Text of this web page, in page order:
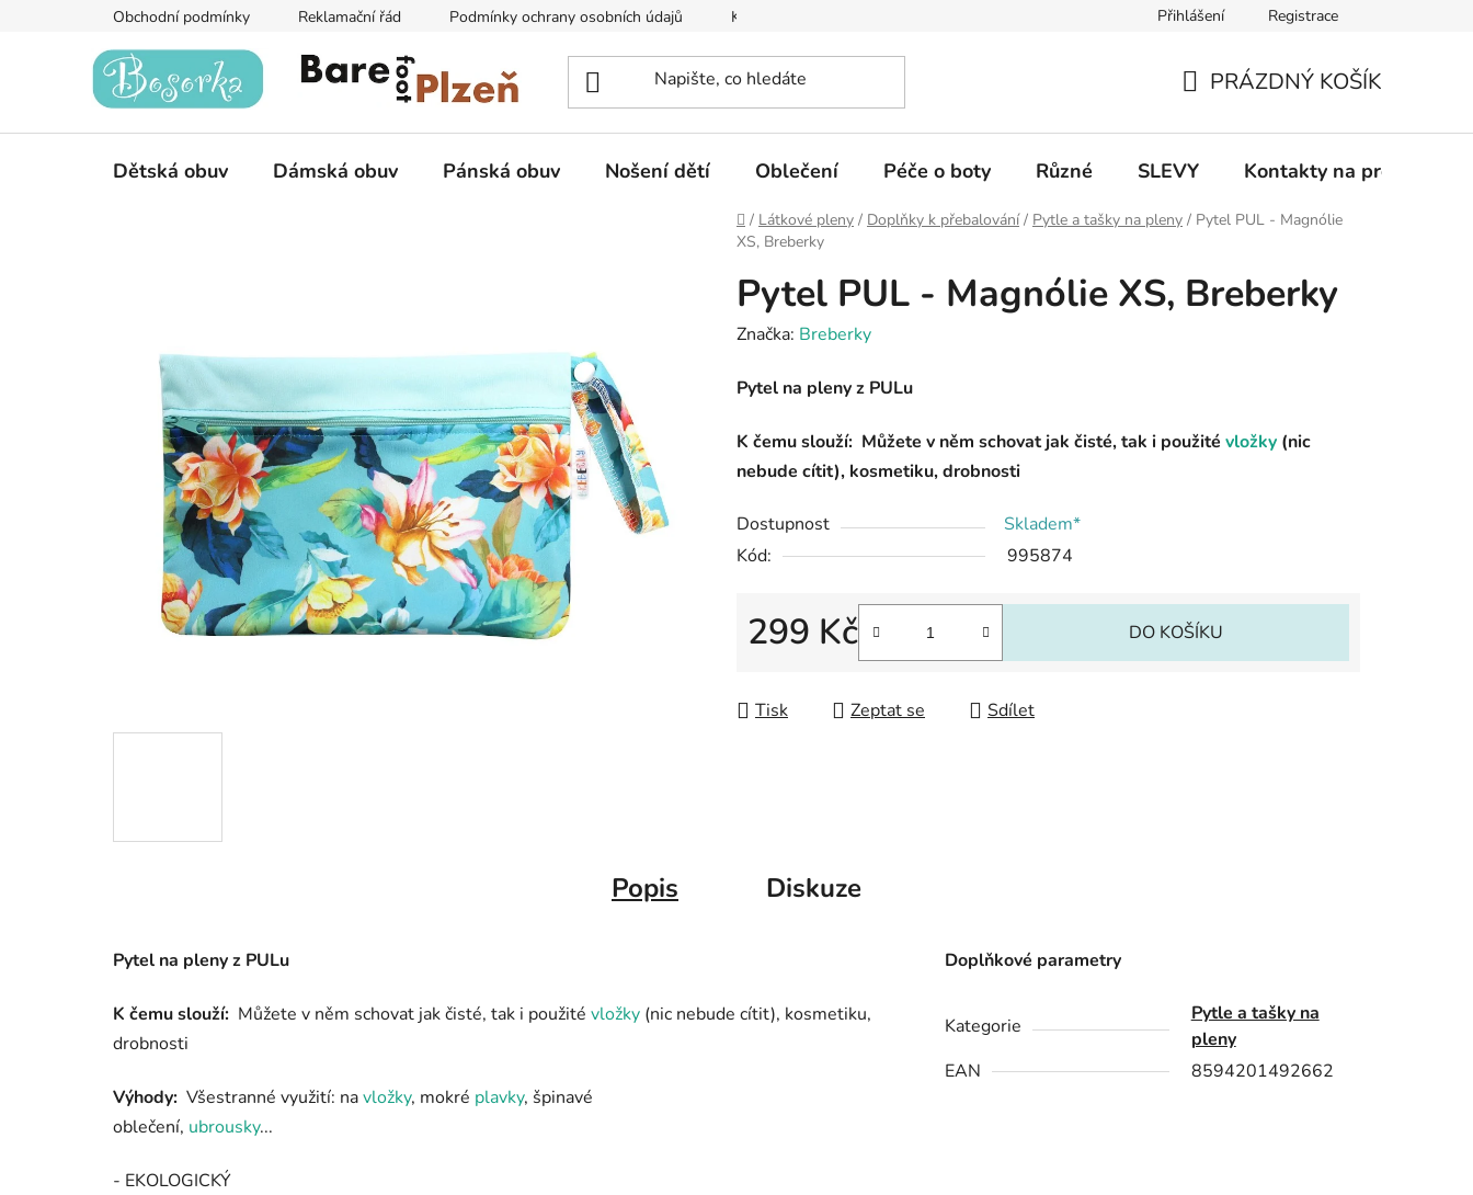
Obchodní podmínky Reklamační řád Podmínky ochrany osobních údajů Kontakty na prodejny Informace k on-line platbám Odstoupení od
Přihlášení Registrace
KOŠÍK
PRÁZDNÝ KOŠÍK
Dětská obuv Dámská obuv Pánská obuv Nošení dětí Oblečení Péče o boty Různé SLEVY Kontakty na prodejny
Domů
/ Látkové pleny / Doplňky k přebalování / Pytle a tašky na pleny / Pytel PUL - Magnólie
XS, Breberky
Pytel PUL - Magnólie XS, Breberky
Značka: Breberky
Pytel na pleny z PULu
K čemu slouží: Můžete v něm schovat jak čisté, tak i použité vložky (nic
nebude cítit), kosmetiku, drobnosti
Dostupnost
Skladem*
Kód:
995874
299 Kč DO KOŠÍKU
Tisk Zeptat se Sdílet
Popis Diskuze
Pytel na pleny z PULu
K čemu slouží: Můžete v něm schovat jak čisté, tak i použité vložky (nic nebude cítit), kosmetiku,
drobnosti
Výhody: Všestranné využití: navložky, mokré plavky, špinavé
oblečení, ubrousky...
- EKOLOGICKÝ
Doplňkové parametry
Kategorie
Pytle a tašky na
pleny
EAN
8594201492662